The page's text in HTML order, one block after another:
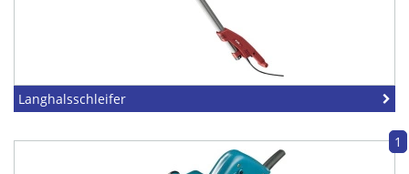
Langhalsschleifer
1